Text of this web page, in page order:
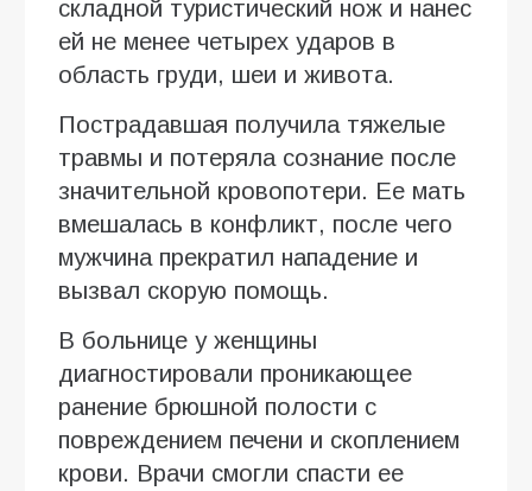
складной туристический нож и нанес
ей не менее четырех ударов в
область груди, шеи и живота.
Пострадавшая получила тяжелые
травмы и потеряла сознание после
значительной кровопотери. Ее мать
вмешалась в конфликт, после чего
мужчина прекратил нападение и
вызвал скорую помощь.
В больнице у женщины
диагностировали проникающее
ранение брюшной полости с
повреждением печени и скоплением
крови. Врачи смогли спасти ее